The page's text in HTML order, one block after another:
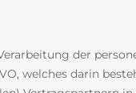
der
welches darin